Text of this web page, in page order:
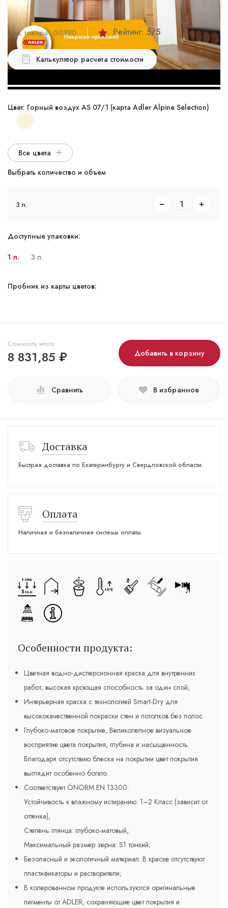
Код товара:00390 Рейтинг: 5/5
Калькулятор расчета стоимости
Цвет: Горный воздух AS 07/1 (карта Adler Alpine Selection)
Все цвета
Выбрать количество и объем
3 л.
Доступные упаковки:
1 л. 3 л.
Пробник из карты цветов:
Стоимость итого:
8 831,85 ₽ Добавить в корзину
Сравнить В избранное
Доставка
Быстрая доставка по Екатеринбургу и Свердловской области.
Оплата
Наличная и безналичная системы оплаты.
Особенности продукта:
Цветная водно-дисперсионная краска для внутренних
работ; высокая кроющая способность за один слой;
Интерьерная краска с технологией Smart-Dry для
высококачественной покраски стен и потолков без полос.
Глубоко-матовое покрытие, Великолепное визуальное
восприятие цвета покрытия, глубина и насыщенность.
Благодаря отсутствию блеска на покрытии цвет покрытия
выглядит особенно богато.
Соответствует ÖNORM EN 13300:
Устойчивость к влажному истиранию: 1–2 Класс (зависит от
оттенка),
Степень глянца: глубоко-матовый,
Максимальный размер зерна: S1 тонкий;
Безопасный и экологичный материал. В краске отсутствуют
пластификаторы и растворители;
В колерованном продукте используются оригинальные
пигменты от ADLER, сохраняющие цвет покрытия и